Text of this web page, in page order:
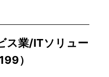
ス業/ITソリュー
）